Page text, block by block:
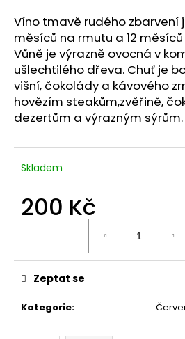
Víno tmavě rudého zbarvení
měsíců na rmutu a 12
Vůně je výrazně ovocná v
ušlechtilého dřeva. Chuť je
višní, čokolády a kávového
hovězím steakům,zvěřině,
dezertům a výrazným sýrům.
Skladem
200 Kč
Kategorie:
Zeptat se
a
j
í
t
?
č